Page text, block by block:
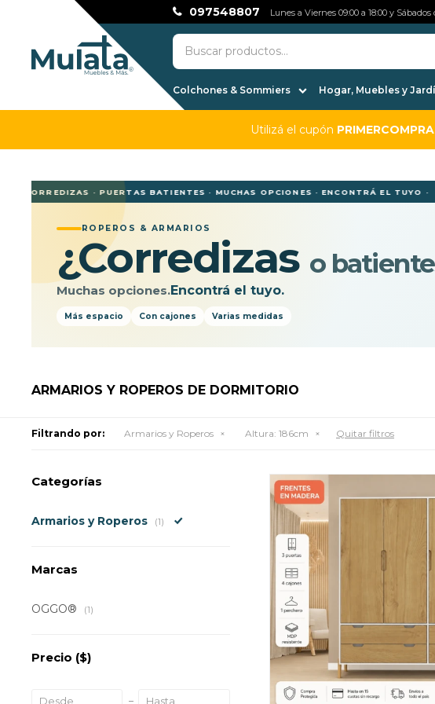
Colchones & Sommiers Hogar, Muebles y
097548807 Lunes a Viernes 09:00 a 18:00 y Sábados
Utilizá el cupón PRIMERCOMPRA
CORREDIZAS · PUERTAS BATIENTES · MUCHAS OPCIONES · ENCONTRÁ EL TUYO ·
ROPEROS & ARMARIOS
¿Corredizas o
Muchas opciones.Encontrá el tuyo.
Más espacio Con cajones Varias medidas
ARMARIOS Y ROPEROS DE DORMITORIO
Filtrando por: Armarios y Roperos Altura: 186cm Quitar filtros
Categorías
Armarios y Roperos (1)
Marcas
OGGO® (1)
Precio ($)